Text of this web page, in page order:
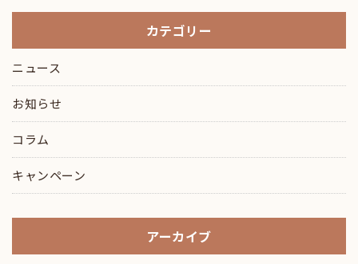
カテゴリー
ニュース
お知らせ
コラム
キャンペーン
アーカイブ